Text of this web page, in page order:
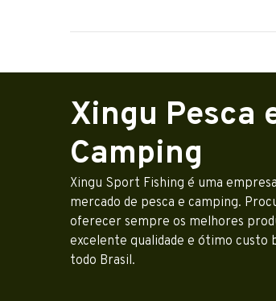
Xingu Pesca
Camping
Xingu Sport Fishing é uma
mercado de pesca e camping.
oferecer sempre os melhores
excelente qualidade e ótimo custo
todo Brasil.